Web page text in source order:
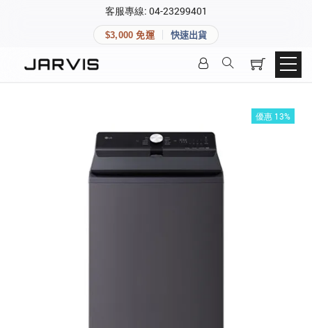
客服專線: 04-23299401
$3,000 免運 快速出貨
優惠 13%
快速連結
Matter 智慧家庭
登入後可查看訂單、會員資料與收藏清單。